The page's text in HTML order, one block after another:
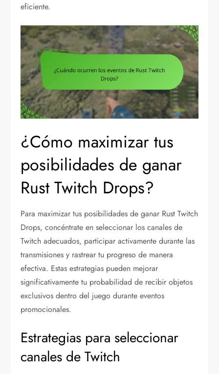
eficiente.
¿Cómo maximizar tus
posibilidades de ganar
Rust Twitch Drops?
Para maximizar tus posibilidades de ganar Rust Twitch
Drops, concéntrate en seleccionar los canales de
Twitch adecuados, participar activamente durante las
transmisiones y rastrear tu progreso de manera
efectiva. Estas estrategias pueden mejorar
significativamente tu probabilidad de recibir objetos
exclusivos dentro del juego durante eventos
promocionales.
Estrategias para seleccionar
canales de Twitch